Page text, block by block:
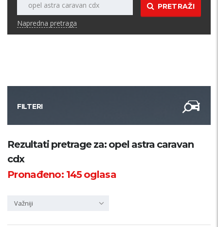
PRETRAŽI
Napredna pretraga
FILTERI
Kategorija
Županija
Rezultati pretrage za: opel astra caravan
cdx
Pronađeno: 145oglasa
Važniji